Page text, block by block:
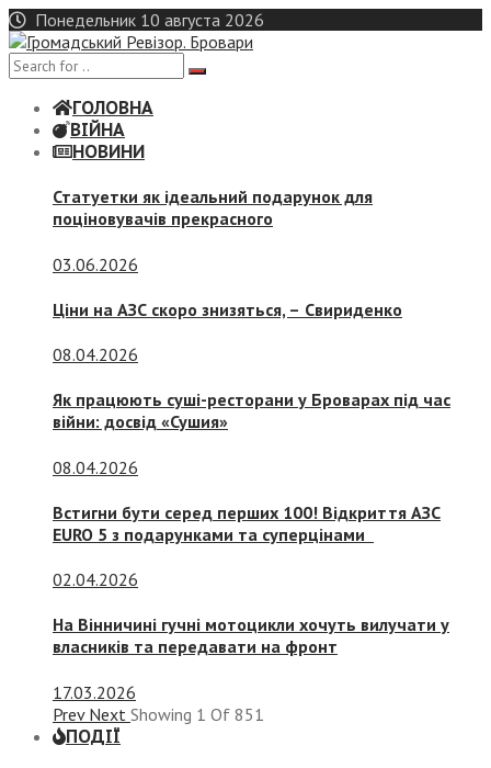
Skip
to
content
Понедельник 10 августа 2026
ГОЛОВНА
ВІЙНА
НОВИНИ
Статуетки як ідеальний подарунок для
поціновувачів прекрасного
03.06.2026
Ціни на АЗС скоро знизяться, – Свириденко
08.04.2026
Як працюють суші-ресторани у Броварах під час
війни: досвід «Сушия»
08.04.2026
Встигни бути серед перших 100! Відкриття АЗС
EURO 5 з подарунками та суперцінами
02.04.2026
На Вінничині гучні мотоцикли хочуть вилучати у
власників та передавати на фронт
17.03.2026
Prev Next Showing 1 Of 851
ПОДІЇ